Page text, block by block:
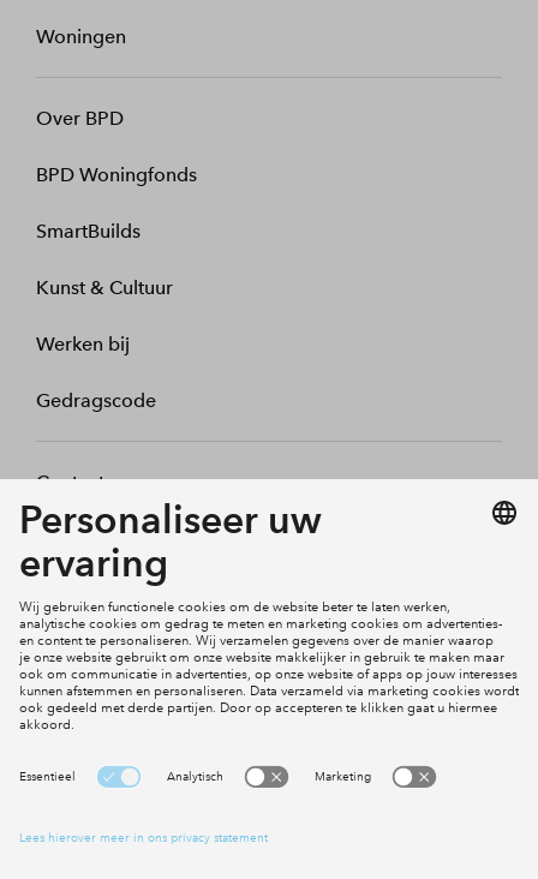
Woningen
Over BPD
BPD Woningfonds
SmartBuilds
Kunst & Cultuur
Werken bij
Gedragscode
Contact
Mijn profiel
Social Media
Cookies